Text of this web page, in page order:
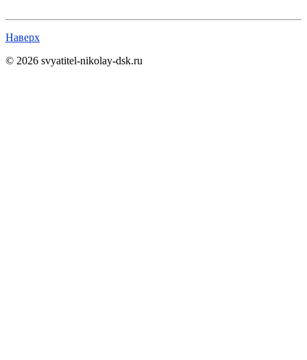
Наверх
© 2026 svyatitel-nikolay-dsk.ru